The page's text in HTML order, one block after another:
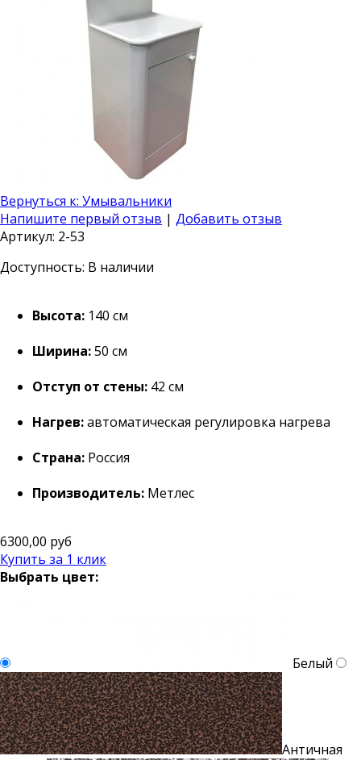
Вернуться к: Умывальники
Напишите первый отзыв | Добавить отзыв
Артикул: 2-53
Доступность: В наличии
Высота: 140 см
Ширина:50 см
Отступ от стены: 42 см
Нагрев:автоматическая регулировка нагрева
Страна: Россия
Производитель: Метлес
6300,00 руб
Купить за 1 клик
Выбрать цвет:
Белый
Античная